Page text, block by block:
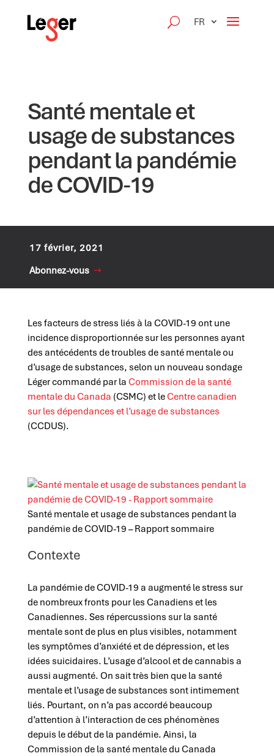
FR
Santé mentale et
usage de substances
pendant la pandémie
de COVID‑19
17 février, 2021
Abonnez-vous
Les facteurs de stress liés à la COVID-19 ont une
incidence disproportionnée sur les personnes ayant
des antécédents de troubles de santé mentale ou
d’usage de substances, selon un nouveau sondage
Léger commandé par la Commission de la santé
mentale du Canada (CSMC) et leCentre canadien
sur les dépendances et l’usage de substances
(CCDUS).
Santé mentale et usage de substances pendant la
pandémie de COVID-19 – Rapport sommaire
Contexte
La pandémie de COVID-19 a augmenté le stress sur
de nombreux fronts pour les Canadiens et les
Canadiennes. Ses répercussions sur la santé
mentale sont de plus en plus visibles, notamment
les symptômes d’anxiété et de dépression, et les
idées suicidaires. L’usage d’alcool et de cannabis a
aussi augmenté. On sait très bien que la santé
mentale et l’usage de substances sont intimement
liés. Pourtant, on n’a pas accordé beaucoup
d’attention à l’interaction de ces phénomènes
depuis le début de la pandémie. Ainsi, la
Commission de la santé mentale du Canada